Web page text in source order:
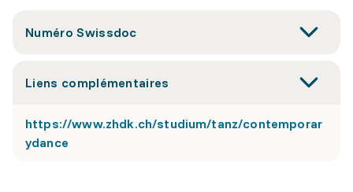
Numéro Swissdoc
Liens complémentaires
https://www.zhdk.ch/studium/tanz/contemporar
ydance